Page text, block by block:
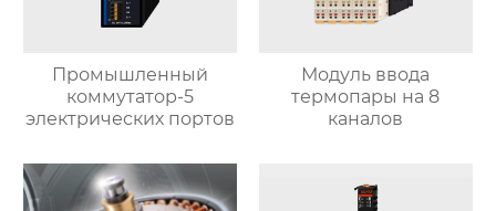
Промышленный
коммутатор-5
электрических портов
Модуль ввода
термопары на 8
каналов